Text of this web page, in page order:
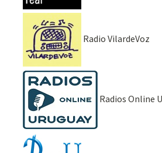
Radio VilardeVoz
Radios Online